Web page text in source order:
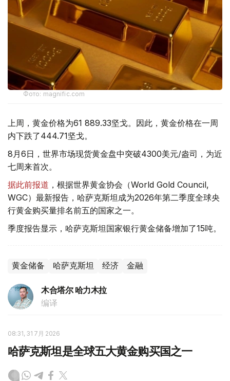
Фото: magnific.com
上周，黄金价格为61 889.33坚戈。因此，黄金价格在一周
内下跌了444.71坚戈。
8月6日，世界市场现货黄金盘中突破4300美元/盎司，为近
七周来首次。
据此前报道 ，根据世界黄金协会（World Gold Council,
WGC）最新报告，哈萨克斯坦成为2026年第二季度全球央
行黄金购买量排名前五的国家之一。
季度报告显示，哈萨克斯坦国家银行黄金储备增加了15吨。
黄金储备 哈萨克斯坦 经济 金融
木合塔尔 哈力木拉
编译
08:31, 31 7月 2026
哈萨克斯坦是全球五大黄金购买国之一